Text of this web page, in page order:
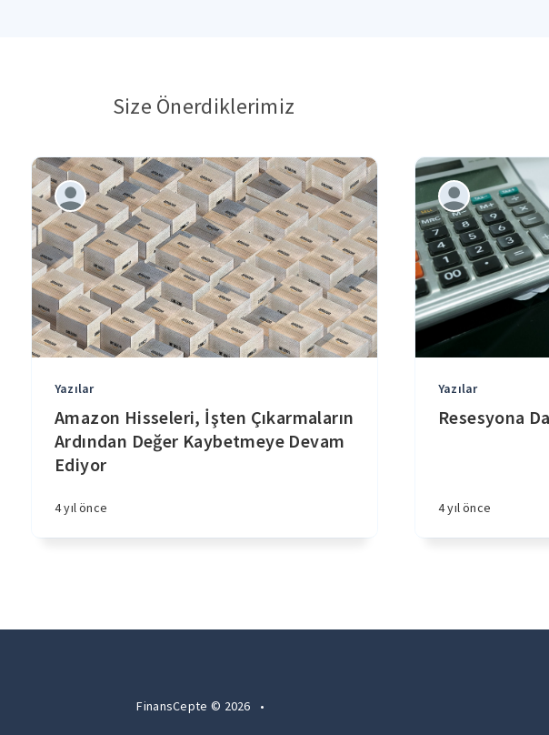
Size Önerdiklerimiz
Yazılar
Amazon Hisseleri, İşten Çıkarmaların
Ardından Değer Kaybetmeye Devam
Ediyor
4 yıl önce
Yazılar
Resesyona
4 yıl önce
FinansCepte © 2026 •